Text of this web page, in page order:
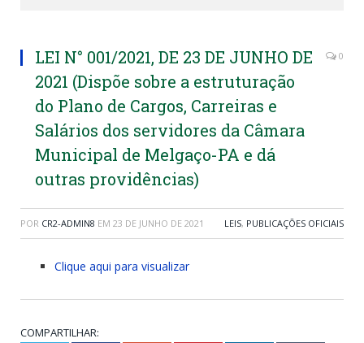
LEI N° 001/2021, DE 23 DE JUNHO DE
2021 (Dispõe sobre a estruturação
do Plano de Cargos, Carreiras e
Salários dos servidores da Câmara
Municipal de Melgaço-PA e dá
outras providências)
0
POR CR2-ADMIN8 EM 23 DE JUNHO DE 2021 LEIS, PUBLICAÇÕES OFICIAIS
Clique aqui para visualizar
COMPARTILHAR: